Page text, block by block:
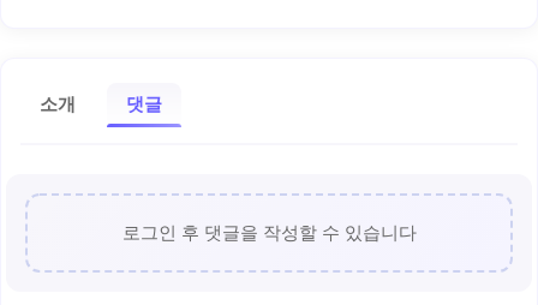
소개 댓글
로그인 후 댓글을 작성할 수 있습니다